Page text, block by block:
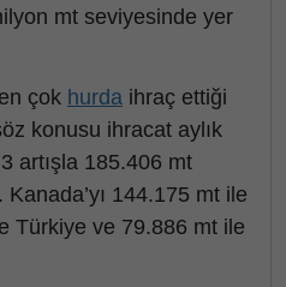
mt seviyesinde yer
çok hurda ihraç ettiği
konusu ihracat aylık
artışla 185.406 mt
144.175 mt ile
Türkiye ve 79.886 mt ile